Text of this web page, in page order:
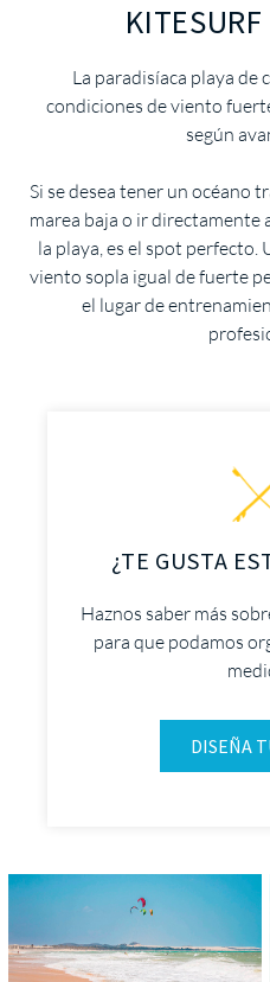
KITESURF
La paradisíaca playa de
condiciones de viento
según
Si se desea tener un océano
marea baja o ir directamente
la playa, es el spot perfecto.
viento sopla igual de fuerte
el lugar de
¿TE GUSTA
Haznos saber más
para que podamos
DISEÑA